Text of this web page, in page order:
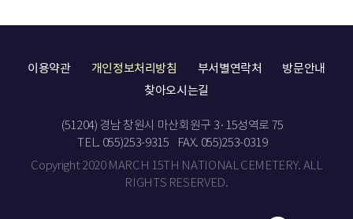
이용약관 개인정보처리방침 부서별연락처
방문안내
찾아오시는길
(51204) 경남 창원시 마산회원구 3·15성역로 75
TEL. 055)253-9315
FAX. 055)253-0319
Copyright 2020 MARCH 15TH NATIONAL CEMETERY. ALL
RIGHTS RESERVED.